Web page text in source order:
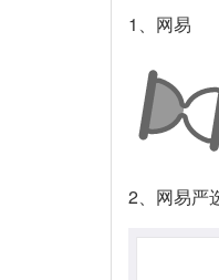
1、网易
2、网易严